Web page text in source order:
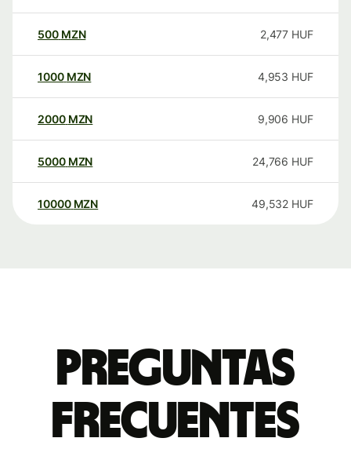
500 MZN 2,477 HUF
1000 MZN 4,953 HUF
2000 MZN 9,906 HUF
5000 MZN 24,766 HUF
10000 MZN 49,532 HUF
Preguntas
frecuentes